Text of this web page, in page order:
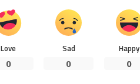
Love
0
Sad
0
Happy
0